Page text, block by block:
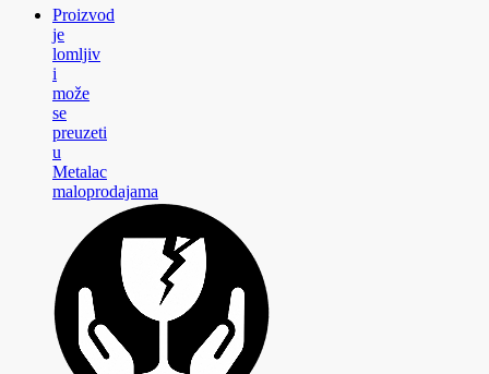
Proizvod
je
lomljiv
i
može
se
preuzeti
u
Metalac
maloprodajama